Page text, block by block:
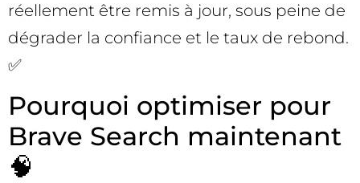
réellement être remis à jour, sous peine de
dégrader la confiance et le taux de rebond.
✅
Pourquoi optimiser pour
Brave Search maintenant
🧠